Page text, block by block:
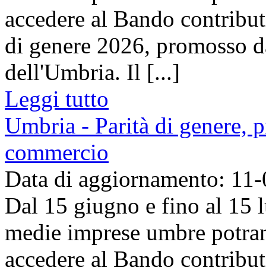
accedere al Bando
di genere 2026, promosso
dell'Umbria. Il [...]
Leggi tutto
Umbria - Parità di genere,
commercio
Data di aggiornamento:
Dal 15 giugno e fino al 15
medie imprese umbre
accedere al Bando